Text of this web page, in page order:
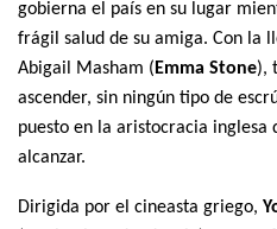
gobierna el país en su lugar
frágil salud de su amiga. Con la
Abigail Masham ( Emma Stone),
ascender, sin ningún tipo de
puesto en la aristocracia inglesa
alcanzar.
Dirigida por el cineasta griego,